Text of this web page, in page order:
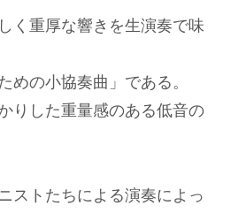
く重厚な響きを生演奏で味
の小協奏曲」である。
りした重量感のある低音の
ストたちによる演奏によっ